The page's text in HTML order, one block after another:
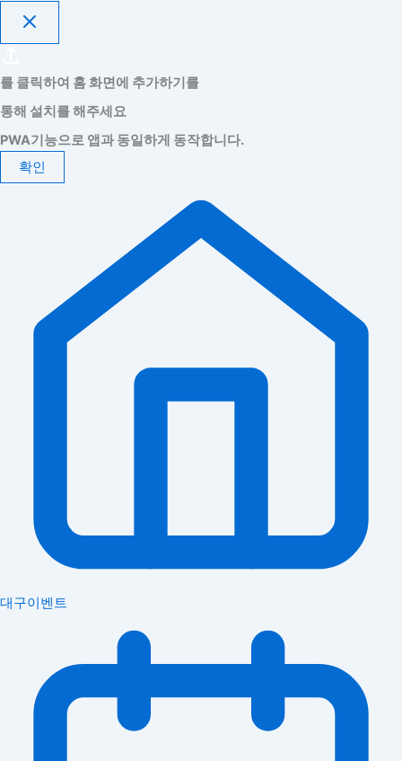
를 클릭하여 홈 화면에 추가하기를
통해 설치를 해주세요
PWA기능으로 앱과 동일하게 동작합니다.
확인
대구이벤트